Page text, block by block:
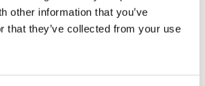
other information that you’ve
that they’ve collected from your use
Mehr Info